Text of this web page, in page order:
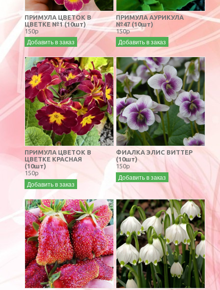
ПРИМУЛА ЦВЕТОК В
ЦВЕТКЕ №1 (10шт)
150р
Добавить в заказ
ПРИМУЛА АУРИКУЛА
№47 (10шт)
150р
Добавить в заказ
ПРИМУЛА ЦВЕТОК В
ЦВЕТКЕ КРАСНАЯ
(10шт)
150р
Добавить в заказ
ФИАЛКА ЭЛИС ВИТТЕР
(10шт)
150р
Добавить в заказ